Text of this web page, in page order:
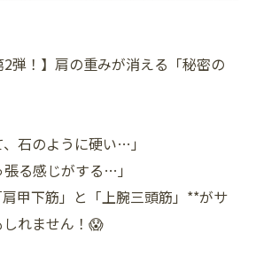
2弾！】肩の重みが消える「秘密の
、石のように硬い…」
張る感じがする…」
甲下筋」と「上腕三頭筋」**がサ
れません！😱